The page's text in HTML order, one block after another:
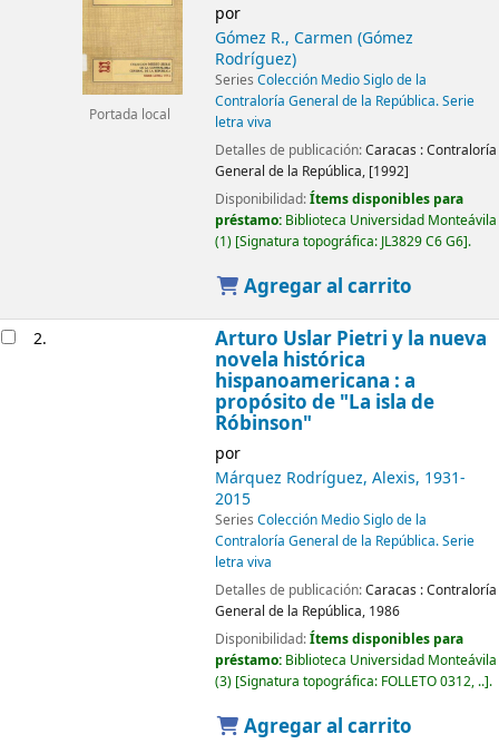
Portada local
por
Gómez R., Carmen (Gómez
Rodríguez)
Series Colección Medio Siglo de la
Contraloría General de la República. Serie
letra viva
Detalles de publicación:Caracas :Contraloría
General de la República, [1992]
Disponibilidad:Ítems disponibles para
préstamo: Biblioteca Universidad Monteávila
(1) Signatura topográfica: JL3829 C6 G6 .
Agregar al carrito
2. Arturo Uslar Pietri y la nueva
novela histórica
hispanoamericana : a
propósito de "La isla de
Róbinson"
por
Márquez Rodríguez, Alexis, 1931-
2015
Series Colección Medio Siglo de la
Contraloría General de la República. Serie
letra viva
Detalles de publicación:Caracas :Contraloría
General de la República, 1986
Disponibilidad:Ítems disponibles para
préstamo: Biblioteca Universidad Monteávila
(3) Signatura topográfica: FOLLETO 0312, .. .
Agregar al carrito